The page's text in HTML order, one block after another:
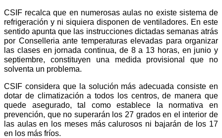
CSIF recalca que en numerosas aulas no existe sistema de
refrigeración y ni siquiera disponen de ventiladores. En este
sentido apunta que las instrucciones dictadas semanas atrás
por Conselleria ante temperaturas elevadas para organizar
las clases en jornada continua, de 8 a 13 horas, en junio y
septiembre, constituyen una medida provisional que no
solventa un problema.
CSIF considera que la solución más adecuada consiste en
dotar de climatización a todos los centros, de manera que
quede asegurado, tal como establece la normativa en
prevención, que no superarán los 27 grados en el interior de
las aulas en los meses más calurosos ni bajarán de los 17
en los más fríos.